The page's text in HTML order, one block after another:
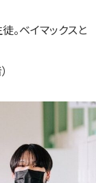
。ベイマックスと